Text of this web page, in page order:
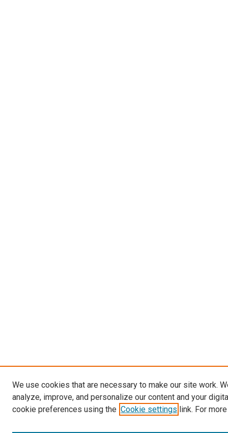
We use cookies that are necessary to make our site work.
analyze, improve, and personalize our content and your
cookie preferences using the Cookie settings link. For